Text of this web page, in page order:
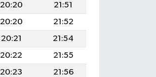
20:20
21:51
20:20
21:52
20:21
21:54
20:22
21:55
20:23
21:56